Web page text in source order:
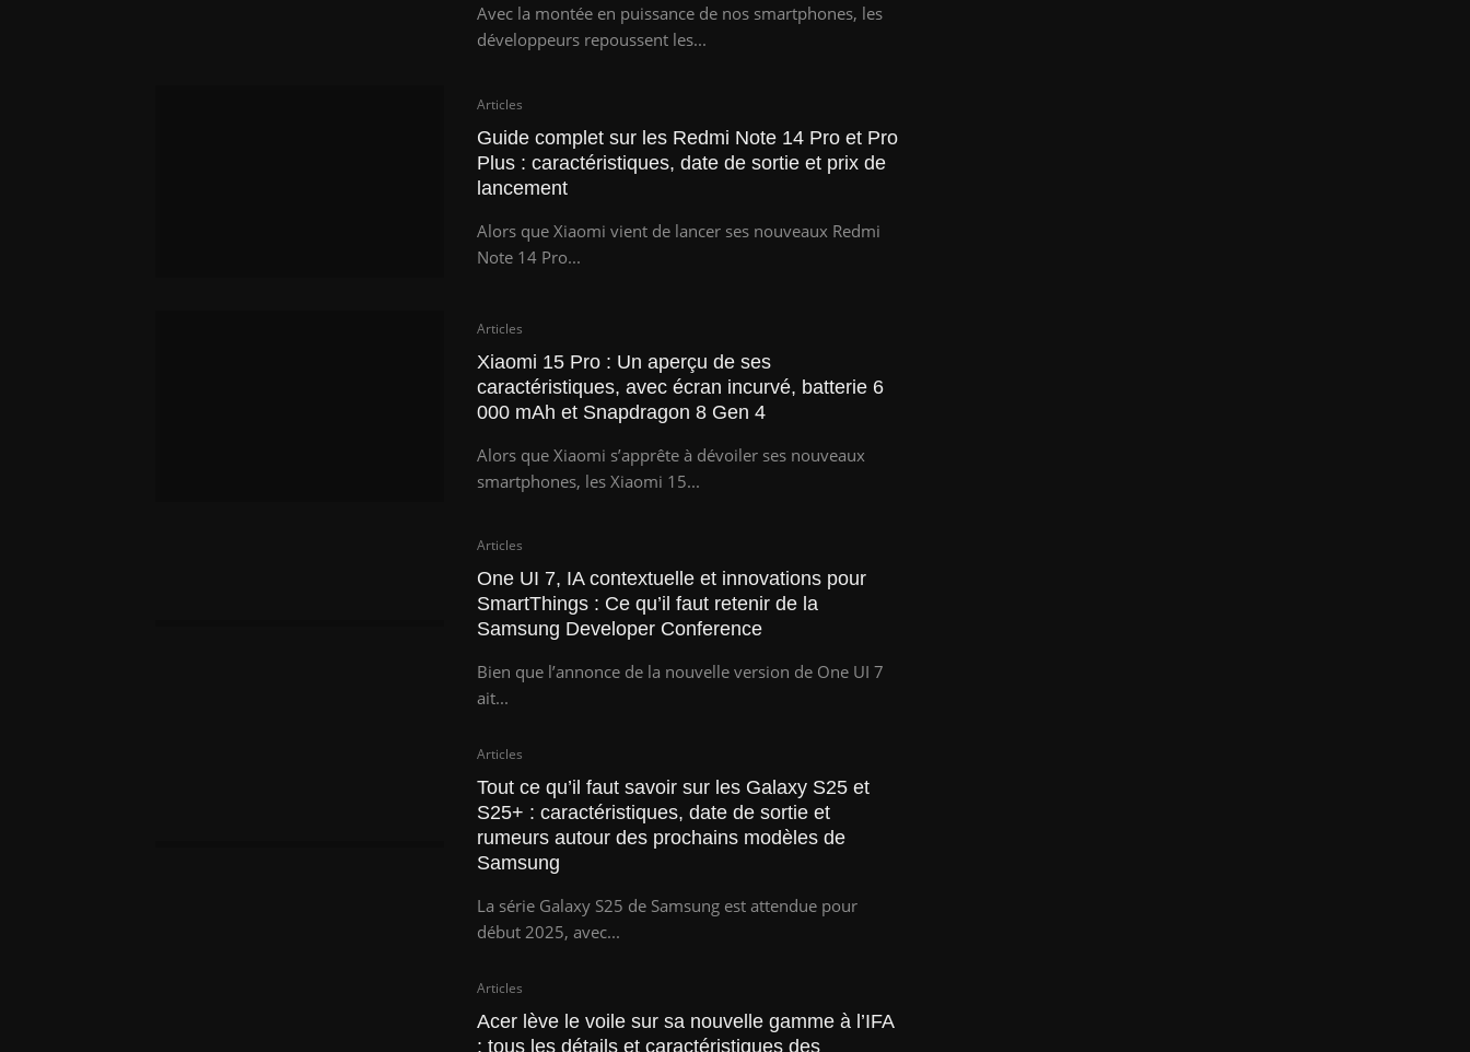
Avec la montée en puissance de nos smartphones, les
développeurs repoussent les...
Articles
Guide complet sur les Redmi Note 14 Pro et Pro
Plus : caractéristiques, date de sortie et prix de
lancement
Alors que Xiaomi vient de lancer ses nouveaux Redmi
Note 14 Pro...
Articles
Xiaomi 15 Pro : Un aperçu de ses
caractéristiques, avec écran incurvé, batterie 6
000 mAh et Snapdragon 8 Gen 4
Alors que Xiaomi s’apprête à dévoiler ses nouveaux
smartphones, les Xiaomi 15...
Articles
One UI 7, IA contextuelle et innovations pour
SmartThings : Ce qu’il faut retenir de la
Samsung Developer Conference
Bien que l’annonce de la nouvelle version de One UI 7
ait...
Articles
Tout ce qu’il faut savoir sur les Galaxy S25 et
S25+ : caractéristiques, date de sortie et
rumeurs autour des prochains modèles de
Samsung
La série Galaxy S25 de Samsung est attendue pour
début 2025, avec...
Articles
Acer lève le voile sur sa nouvelle gamme à l’IFA
: tous les détails et caractéristiques des